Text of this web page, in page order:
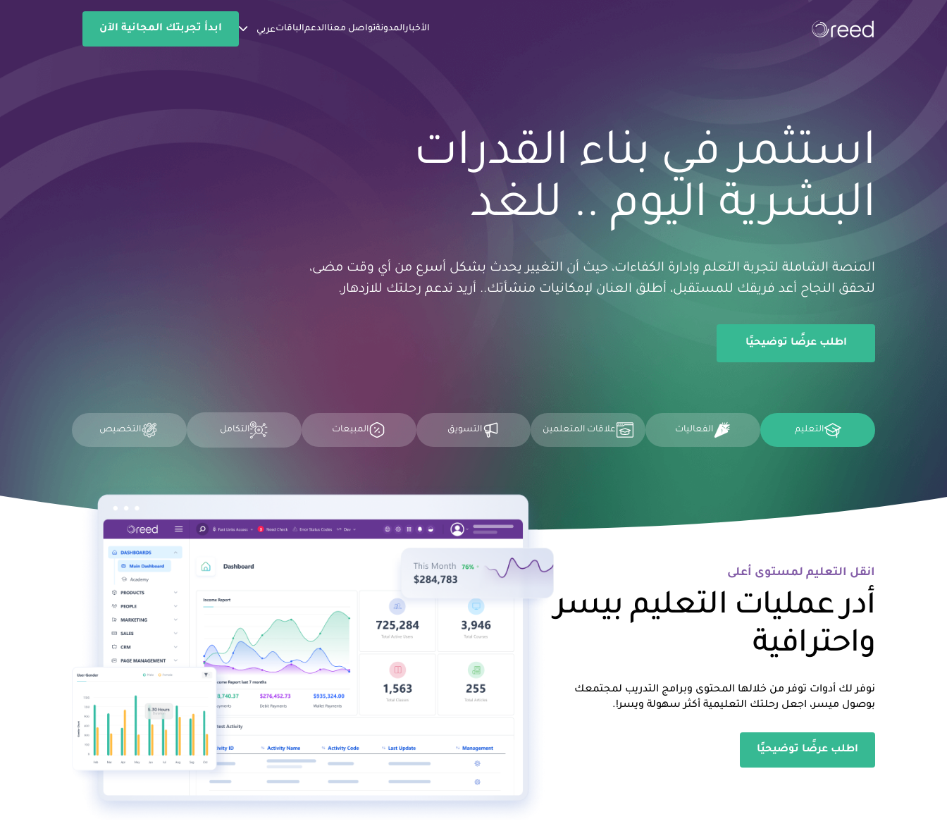
الأخبارالمدونةتواصل معناالدعمالباقاتعربي ابدأ تجربتك المجانية الآن
استثمر في بناء القدرات
البشرية اليوم .. للغد
المنصة الشاملة لتجربة التعلم وإدارة الكفاءات، حيث أن التغيير يحدث بشكل أسرع من أي وقت مضى،
لتحقق النجاح أعد فريقك للمستقبل، أطلق العنان لإمكانيات منشأتك.. أريد تدعم رحلتك للازدهار.
اطلب عرضًا توضيحيًا
التعليم الفعاليات علاقات المتعلمين التسويق المبيعات التكامل التخصيص
انقل التعليم لمستوى أعلى
أدر عمليات التعليم بيسر
واحترافية
نوفر لك أدوات توفر من خلالها المحتوى وبرامج التدريب لمجتمعك
بوصول ميسر، اجعل رحلتك التعليمية أكثر سهولة ويسر!.
اطلب عرضًا توضيحيًا